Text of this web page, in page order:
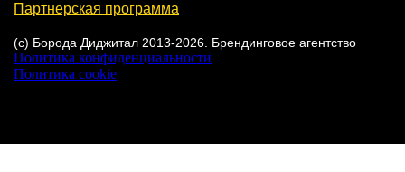
Партнерская программа
(с) Борода Диджитал 2013-2026. Брендинговое агентство
Политика конфиденциальности
Политика cookie